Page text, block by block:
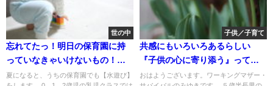
世の中
忘れてたっ！明日の保育園に持
っていなきゃいけないもの！～
毎日の保育園の準備って何気
夏になると、うちの保育園でも【水遊び】
子供／子育て
共感にもいろいろあるらしい
『子供の心に寄り添う』ってど
ういうこと
おはようございます。ワーキングマザー・